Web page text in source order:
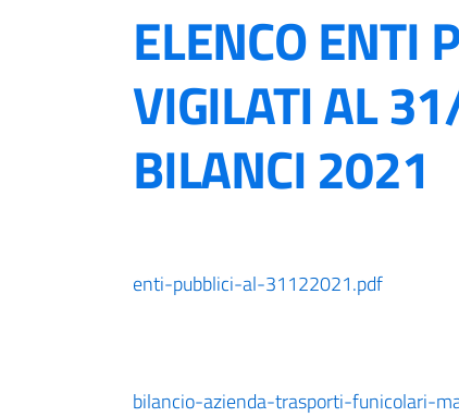
ELENCO ENTI
VIGILATI AL
BILANCI 2021
enti-pubblici-al-31122021.pdf
bilancio-azienda-trasporti-funicolari-